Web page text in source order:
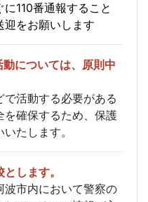
110番通報すること
迎をお願いします
については、 原則中
活動する必要がある
を確保するため、保護
たします。
します。
市内において警察の